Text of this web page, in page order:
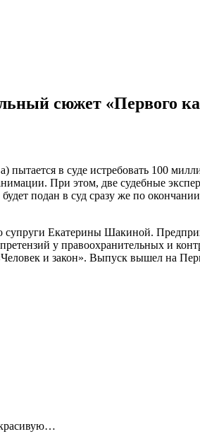
сюжет «Первого
в суде истребовать 100
При этом, две судебные
подан в суд сразу же по
Екатерины Шакиной.
у правоохранительных и
и закон». Выпуск вышел на